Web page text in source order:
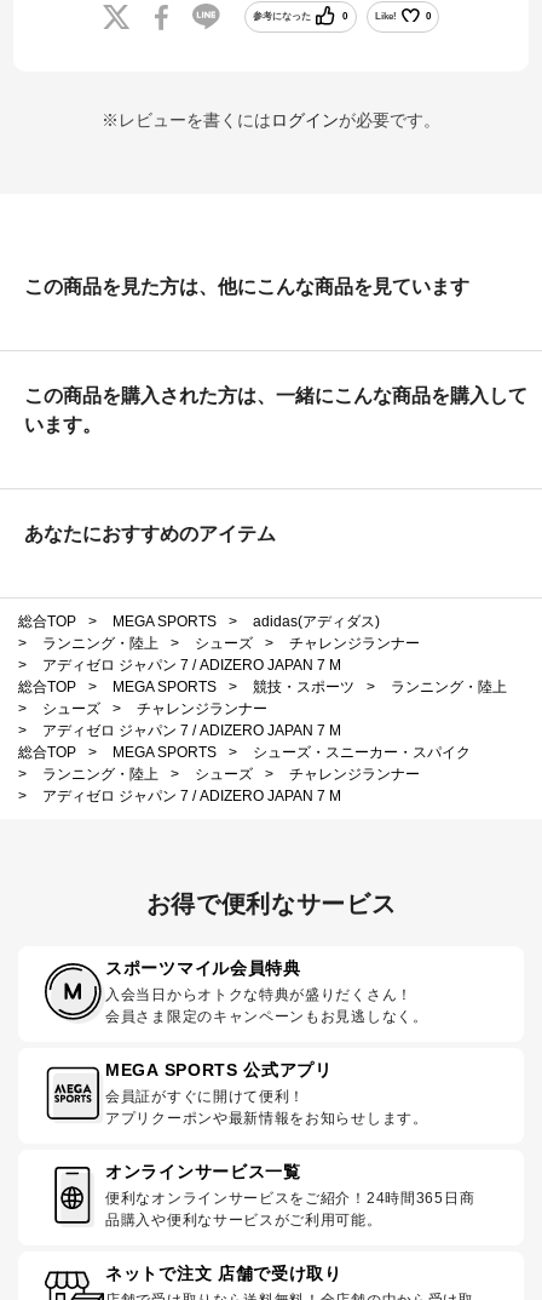
参考になった 0 Like! 0
※レビューを書くにはログインが必要です。
この商品を見た方は、他にこんな商品を見ています
この商品を購入された方は、一緒にこんな商品を購入して
います。
あなたにおすすめのアイテム
総合TOP > MEGA SPORTS >
adidas(アディダス)
>
ランニング・陸上 > シューズ >
チャレンジランナー
>
アディゼロ ジャパン 7 / ADIZERO JAPAN 7 M
総合TOP
> MEGA SPORTS > 競技・スポーツ >
ランニング・陸上
>
シューズ >
チャレンジランナー
>
アディゼロ ジャパン 7 / ADIZERO JAPAN 7 M
総合TOP
> MEGA SPORTS >
シューズ・スニーカー・スパイク
>
ランニング・陸上 > シューズ >
チャレンジランナー
>
アディゼロ ジャパン 7 / ADIZERO JAPAN 7 M
お得で便利なサービス
スポーツマイル会員特典
入会当日からオトクな特典が盛りだくさん！
会員さま限定のキャンペーンもお見逃しなく。
MEGA SPORTS 公式アプリ
会員証がすぐに開けて便利！
アプリクーポンや最新情報をお知らせします。
オンラインサービス一覧
便利なオンラインサービスをご紹介！24時間365日商
品購入や便利なサービスがご利用可能。
ネットで注文 店舗で受け取り